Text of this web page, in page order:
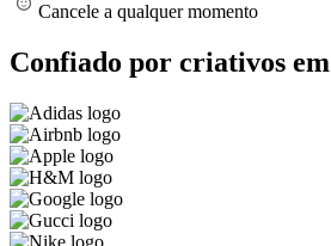
Cancele a qualquer momento
Confiado por criativos em